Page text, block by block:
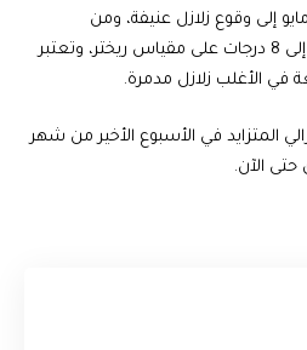
وحتى في الفترة من 22 إلى 23 مايو إلى وقوع زلازل عنيفة، ومن
المحتمل أن تصل قوتها إلى 7 إلى 8 درجات على مقياس ريختر، وتعتبر
في الأغلب زلازل مدمرة.
المتزايد في الأسبوع الأخير من شهر
حتى الآن.